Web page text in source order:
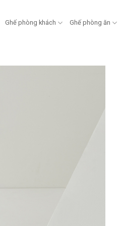
Ghế phòng khách Ghế phòng ăn